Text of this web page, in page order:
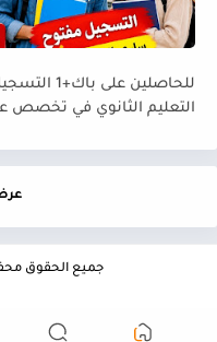
للحاصلين
التعليم الثانوي في تخصص
جميع الحقوق